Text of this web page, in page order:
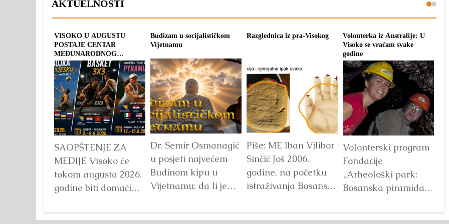
AKTUELNOSTI
VISOKO U AUGUSTU
POSTAJE CENTAR
MEĐUNARODNOG
SPORTA: TRI OLIMPIJSKA
TURNIRA POD
ZAJEDNIČKIM IMENOM
“PYRAMID CUP 2026”
SAOPŠTENJE ZA
MEDIJE Visoko će
tokom augusta 2026.
godine biti domaćin
Budizam u socijalističkom
Vijetnamu
Dr. Semir Osmanagić
u posjeti najvećem
Budinom kipu u
Vijetnamu: da li je
Razglednica iz pra-Visokog
Piše: ME Iban Vilibor
Sinčić Još 2006.
godine, na početku
istraživanja Bosanske
Volonterka iz Australije: U
Visoko se vraćam svake
godine
Volonterski program
Fondacije
„Arheološki park:
Bosanska piramida